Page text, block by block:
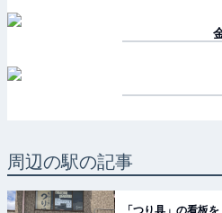
周辺の駅の記事
「つり具」の看板